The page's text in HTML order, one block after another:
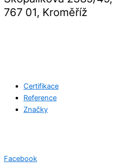
767 01, Kroměříž
Certifikace
Reference
Značky
Facebook